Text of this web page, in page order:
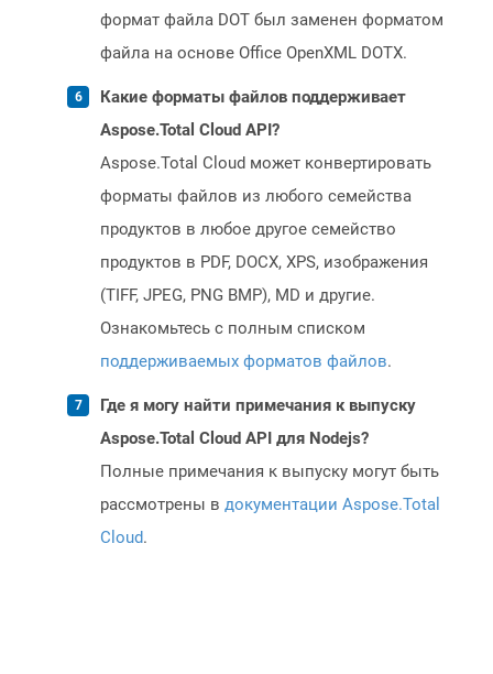
формат файла DOT был заменен форматом
файла на основе Office OpenXML DOTX.
Какие форматы файлов поддерживает
Aspose.Total Cloud API?
Aspose.Total Cloud может конвертировать
форматы файлов из любого семейства
продуктов в любое другое семейство
продуктов в PDF, DOCX, XPS, изображения
(TIFF, JPEG, PNG BMP), MD и другие.
Ознакомьтесь с полным списком
поддерживаемых форматов файлов.
Где я могу найти примечания к выпуску
Aspose.Total Cloud API для Nodejs?
Полные примечания к выпуску могут быть
рассмотрены в документации Aspose.Total
Cloud.